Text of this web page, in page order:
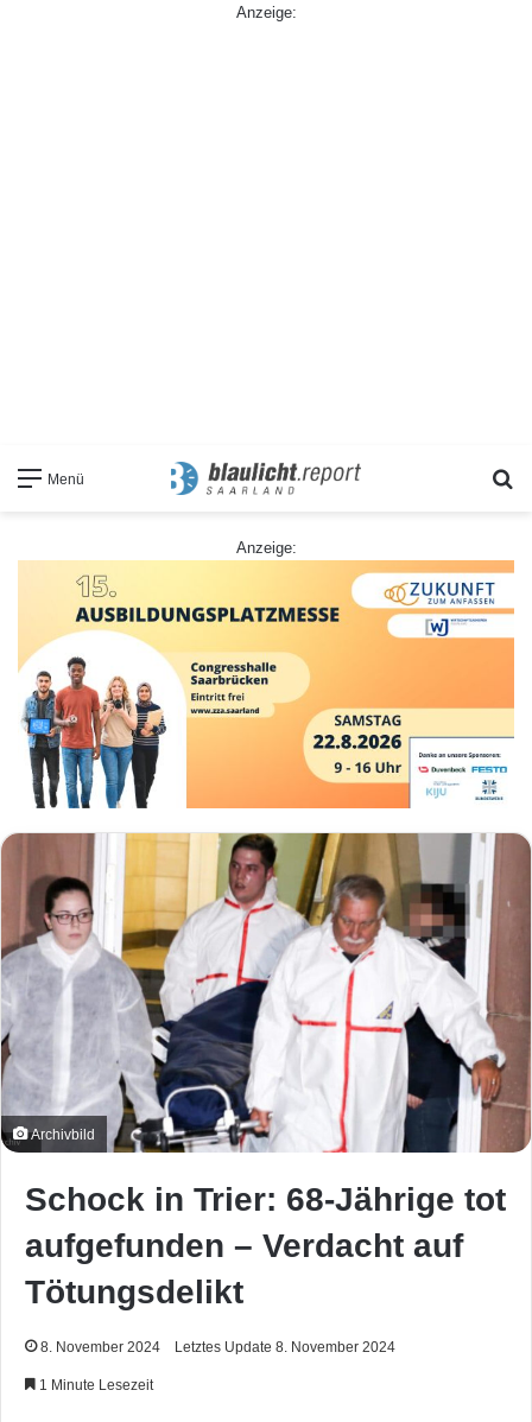
Anzeige:
Menü
Anzeige:
Archivbild
Schock in Trier: 68-Jährige tot
aufgefunden – Verdacht auf
Tötungsdelikt
8. November 2024 Letztes Update 8. November 2024
1 Minute Lesezeit